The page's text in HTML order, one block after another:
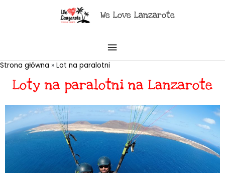
We Love Lanzarote
GŁÓWNE
Strona główna Lot na paralotni
Loty na paralotni na Lanzarote